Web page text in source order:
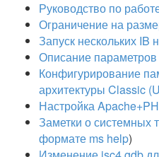
Руководство по
Ограничение на
Запуск нескольких IB
Описание
Конфигурирование
архитектуры Classic
Настройка
Заметки о системных
формате ms help)